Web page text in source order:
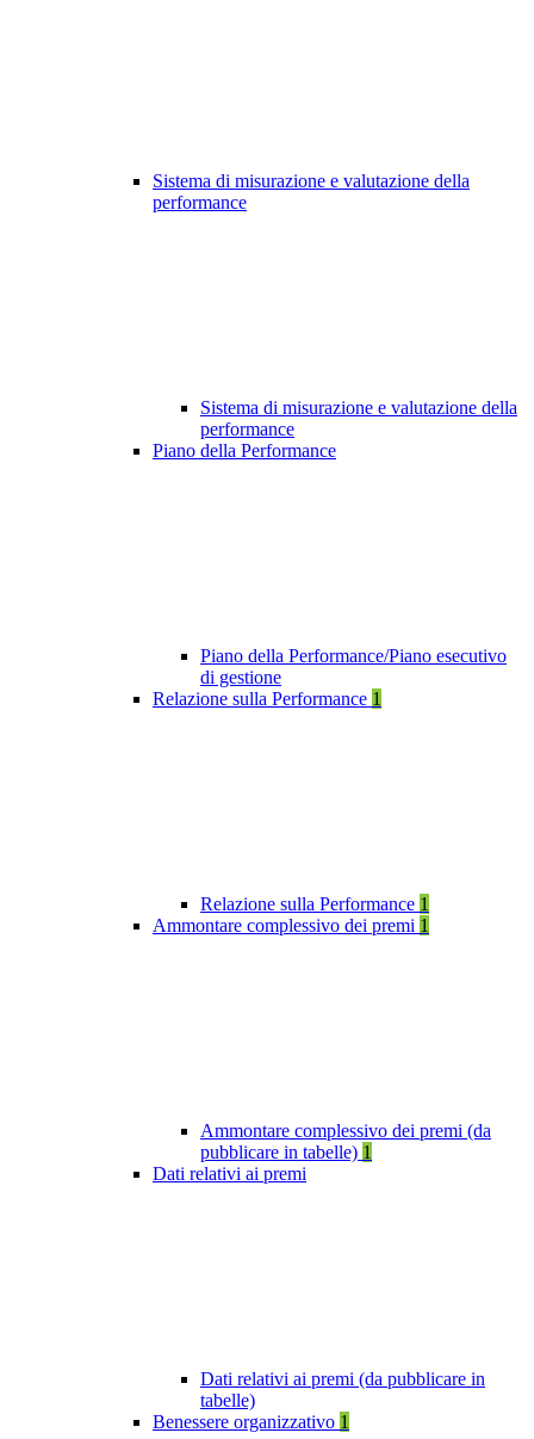
Sistema di misurazione e valutazione della
performance
Sistema di misurazione e valutazione della
performance
Piano della Performance
Piano della Performance/Piano esecutivo
di gestione
Relazione sulla Performance 1
Relazione sulla Performance 1
Ammontare complessivo dei premi 1
Ammontare complessivo dei premi (da
pubblicare in tabelle) 1
Dati relativi ai premi
Dati relativi ai premi (da pubblicare in
tabelle)
Benessere organizzativo 1